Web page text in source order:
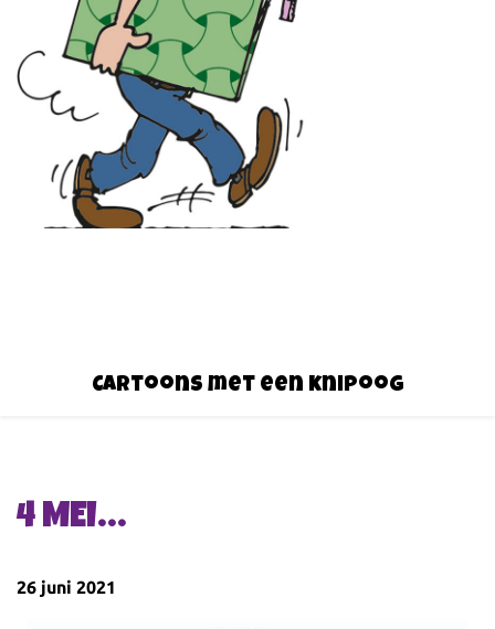
Cartoons met een knipoog
4 MEI…
26 juni 2021